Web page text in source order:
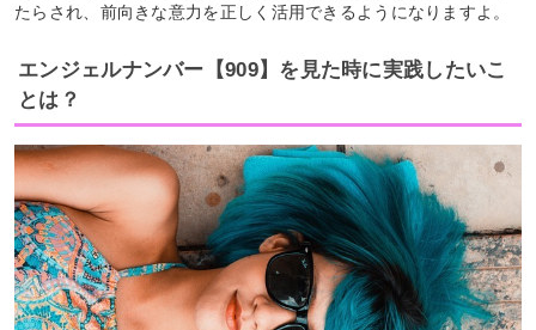
たらされ、前向きな意力を正しく活用できるようになりますよ。
エンジェルナンバー【909】を見た時に実践したいこ
とは？